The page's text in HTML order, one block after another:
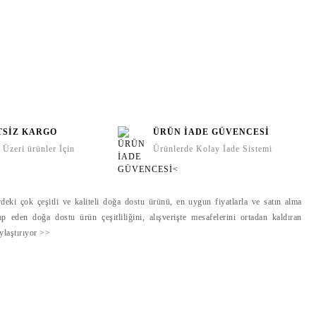
KARGO
Üzeri ürünler İçin
ÜRÜN İADE GÜVENCESİ
Ürünlerde Kolay İade Sistemi
çok çeşitli ve kaliteli doğa dostu ürünü, en uygun fiyatlarla ve satın alma
doğa dostu ürün çeşitliliğini, alışverişte mesafelerini ortadan kaldıran
>>